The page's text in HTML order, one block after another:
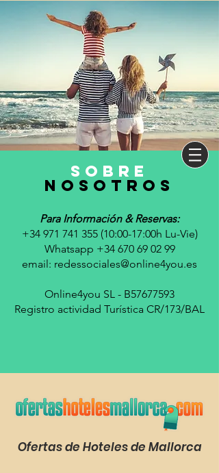
sobre
nosotros
Para Información & Reservas:
+34 971 741 355 (10:00-17:00h Lu-Vie)
Whatsapp +34 670 69 02 99
email: redessociales@online4you.es
Online4you SL - B57677593
Registro actividad Turística CR/173/BAL
Ofertas de Hoteles de Mallorca